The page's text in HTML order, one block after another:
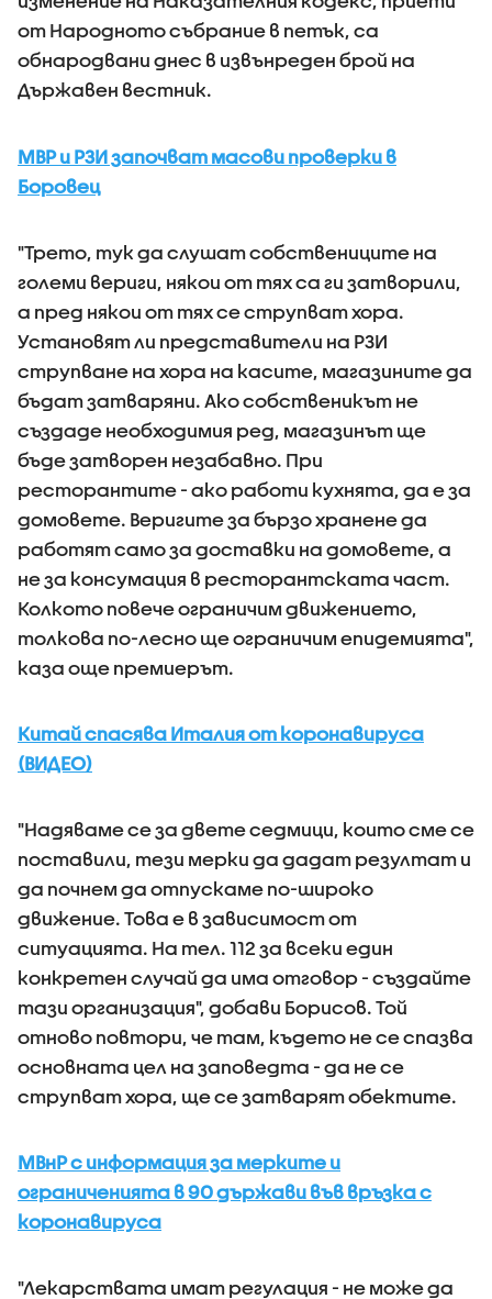
от Народното събрание в петък, са
обнародвани днес в извънреден брой на
Държавен вестник.
МВР и РЗИ започват масови проверки в
Боровец
"Трето, тук да слушат собствениците на
големи вериги, някои от тях са ги затворили,
а пред някои от тях се струпват хора.
Установят ли представители на РЗИ
струпване на хора на касите, магазините да
бъдат затваряни. Ако собственикът не
създаде необходимия ред, магазинът ще
бъде затворен незабавно. При
ресторантите - ако работи кухнята, да е за
домовете. Веригите за бързо хранене да
работят само за доставки на домовете, а
не за консумация в ресторантската част.
Колкото повече ограничим движението,
толкова по-лесно ще ограничим епидемията",
каза още премиерът.
Китай спасява Италия от коронавируса
(ВИДЕО)
"Надяваме се за двете седмици, които сме се
поставили, тези мерки да дадат резултат и
да почнем да отпускаме по-широко
движение. Това е в зависимост от
ситуацията. На тел. 112 за всеки един
конкретен случай да има отговор - създайте
тази организация", добави Борисов. Той
отново повтори, че там, където не се спазва
основната цел на заповедта - да не се
струпват хора, ще се затварят обектите.
МВнР с информация за мерките и
ограниченията в 90 държави във връзка с
коронавируса
"Лекарствата имат регулация - не може да